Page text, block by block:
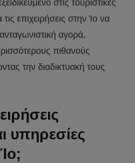
στις τουριστικές
επιχειρήσεις στην Ίο να
αγορά,
πιθανούς
την διαδικτυακή τους
υπηρεσίες